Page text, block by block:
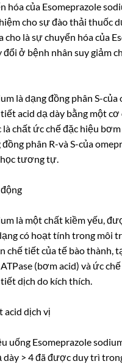
hóa của Esomeprazole
cho sự đào thải thuốc
là sự chuyển hóa của
ở bệnh nhân suy giảm
là dạng đồng phân S-của
acid dạ dày bằng một cơ
là chất ức chế đặc hiệu
phân R-và S-của
tương tự.
là một chất kiềm yếu,
có hoạt tính trong môi
chế tiết của tế bào thành,
(bơm acid) và ức
dịch do kích thích.
acid dịch vị
uống Esomeprazole
dày > 4 đã được duy trì